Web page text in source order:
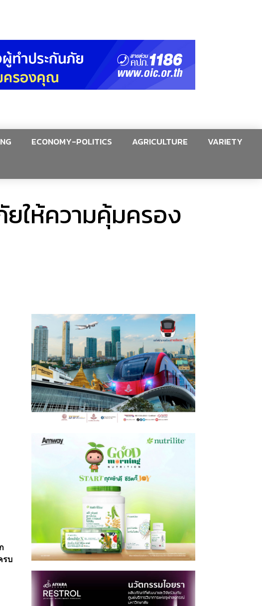
ECONOMY-POLITICS AGRICULTURE
VARIETY
ยให้ความคุ้มครอง
รบ